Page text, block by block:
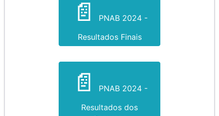
PNAB 2024 -
Resultados Finais
PNAB 2024 -
Resultados dos